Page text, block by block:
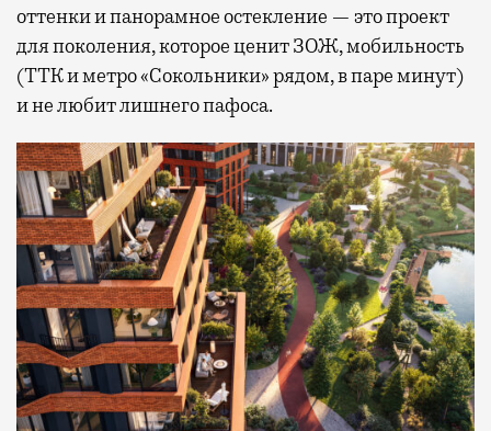
оттенки и панорамное остекление — это проект
для поколения, которое ценит ЗОЖ, мобильность
(ТТК и метро «Сокольники» рядом, в паре минут)
и не любит лишнего пафоса.